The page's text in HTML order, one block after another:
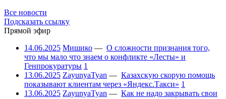
Все новости
Подсказать ссылку
Прямой эфир
14.06.2025 Мишико — О сложности признания того,
что мы мало что знаем о конфликте «Лесты» и
Генпрокуратуры 1
13.06.2025 ZayunyaTyan — Казахскую скорую помощь
показывают клиентам через «Яндекс.Такси» 1
13.06.2025 ZayunyaTyan — Как не надо закрывать свои